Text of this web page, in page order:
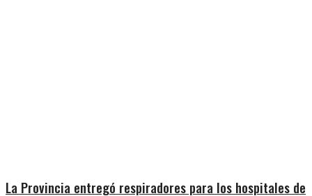
La Provincia entregó respiradores para los hospitales de